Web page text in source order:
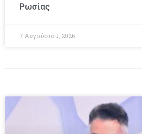
Ρωσίας
7 Αυγούστου, 2026